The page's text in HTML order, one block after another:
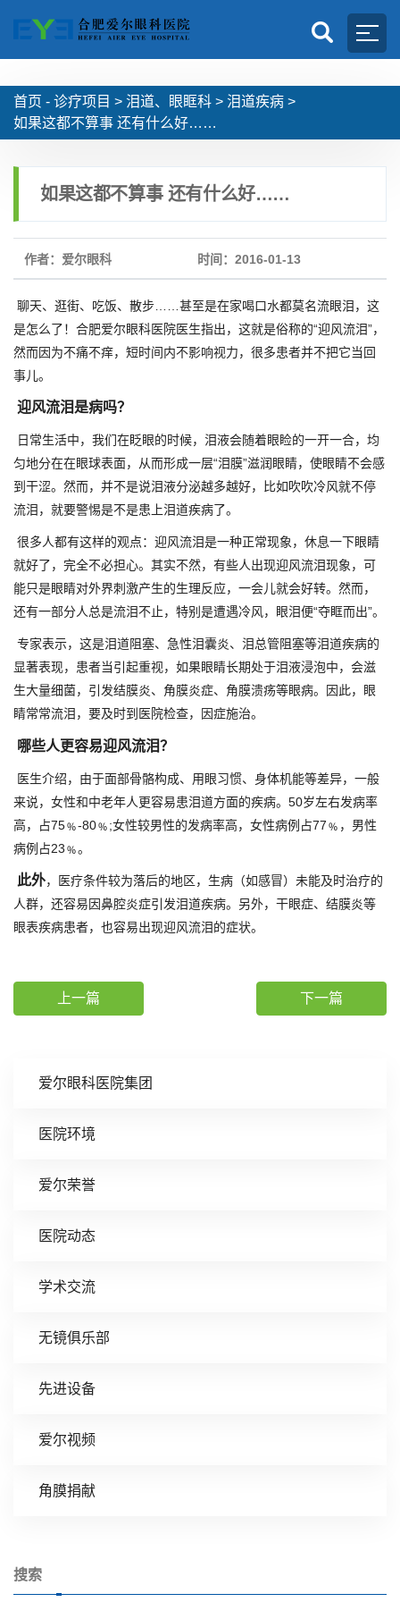
首页 - 诊疗项目 > 泪道、眼眶科 > 泪道疾病 >
如果这都不算事 还有什么好……
爱尔眼科医院集团
医院环境
爱尔荣誉
医院动态
学术交流
无镜俱乐部
先进设备
爱尔视频
角膜捐献
搜索
如果这都不算事 还有什么好……
作者：爱尔眼科 时间：2016-01-13
聊天、逛街、吃饭、散步……甚至是在家喝口水都莫名流眼泪，这
是怎么了！合肥爱尔眼科医院医生指出，这就是俗称的“迎风流泪”，
然而因为不痛不痒，短时间内不影响视力，很多患者并不把它当回
事儿。
迎风流泪是病吗？
日常生活中，我们在眨眼的时候，泪液会随着眼睑的一开一合，均
匀地分在在眼球表面，从而形成一层“泪膜”滋润眼睛，使眼睛不会感
到干涩。然而，并不是说泪液分泌越多越好，比如吹吹冷风就不停
流泪，就要警惕是不是患上泪道疾病了。
很多人都有这样的观点：迎风流泪是一种正常现象，休息一下眼睛
就好了，完全不必担心。其实不然，有些人出现迎风流泪现象，可
能只是眼睛对外界刺激产生的生理反应，一会儿就会好转。然而，
还有一部分人总是流泪不止，特别是遭遇冷风，眼泪便“夺眶而出”。
专家表示，这是泪道阻塞、急性泪囊炎、泪总管阻塞等泪道疾病的
显著表现，患者当引起重视，如果眼睛长期处于泪液浸泡中，会滋
生大量细菌，引发结膜炎、角膜炎症、角膜溃疡等眼病。因此，眼
睛常常流泪，要及时到医院检查，因症施治。
哪些人更容易迎风流泪？
医生介绍，由于面部骨骼构成、用眼习惯、身体机能等差异，一般
来说，女性和中老年人更容易患泪道方面的疾病。50岁左右发病率
高，占75﹪-80﹪;女性较男性的发病率高，女性病例占77﹪，男性
病例占23﹪。
此外，医疗条件较为落后的地区，生病（如感冒）未能及时治疗的
人群，还容易因鼻腔炎症引发泪道疾病。另外，干眼症、结膜炎等
眼表疾病患者，也容易出现迎风流泪的症状。
上一篇 下一篇